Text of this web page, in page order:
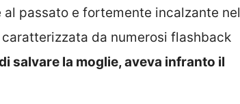
al passato e fortemente incalzante nel
da numerosi flashback
salvare la moglie, aveva infranto il